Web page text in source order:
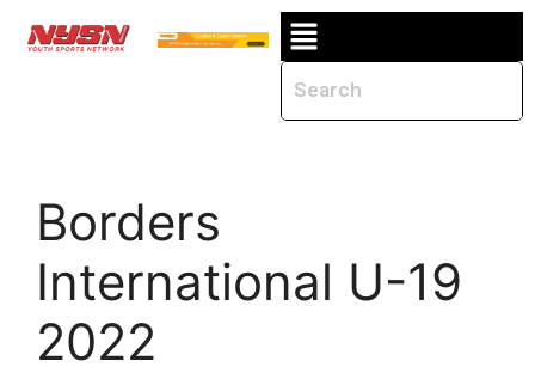
Borders
International U-19
2022